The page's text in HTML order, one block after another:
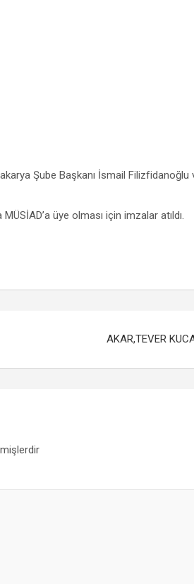
Şube Başkanı İsmail
üye olması için imzalar atıldı.
AKAR,TEVER